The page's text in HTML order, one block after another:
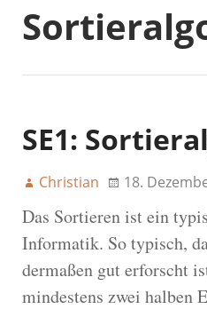
SE1:
Christian 18.
Das Sortieren ist ein
Informatik. So typisch,
dermaßen gut erforscht
mindestens zwei halben